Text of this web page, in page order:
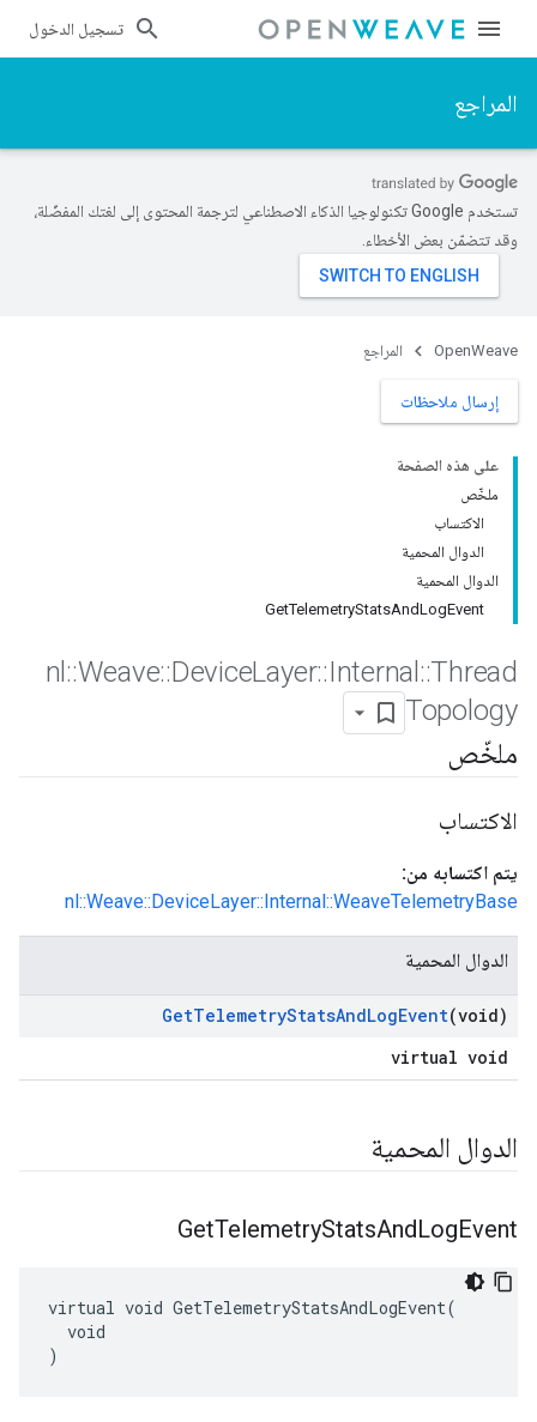
تسجيل الدخول
المراجع
تستخدم Google تكنولوجيا الذكاء الاصطناعي لترجمة المحتوى إلى لغتك المفضّلة،
وقد تتضمّن بعض الأخطاء.
OpenWeave المراجع
إرسال ملاحظات
على هذه الصفحة
ملخّص
الاكتساب
الدوال المحمية
الدوال المحمية
GetTelemetryStatsAndLogEvent
nl ::Weave::DeviceLayer::Internal ::Thread
Topology
ملخّص
الاكتساب
يتم اكتسابه من:
nl::Weave::DeviceLayer::Internal::WeaveTelemetryBase
الدوال المحمية
GetTelemetryStatsAndLogEvent(void)
virtual void
الدوال المحمية
GetTelemetryStatsAndLogEvent
virtual void GetTelemetryStatsAndLogEvent(
  void
)